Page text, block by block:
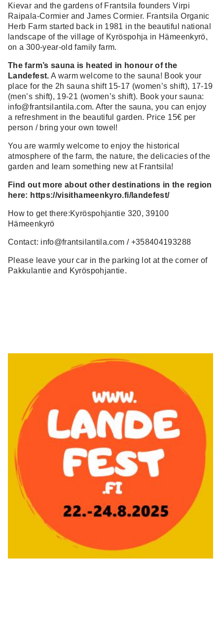
Kievar and the gardens of Frantsila founders Virpi
Raipala-Cormier and James Cormier. Frantsila Organic
Herb Farm started back in 1981 in the beautiful national
landscape of the village of Kyröspohja in Hämeenkyrö,
on a 300-year-old family farm.
The farm’s sauna is heated in honour of the
Landefest. A warm welcome to the sauna! Book your
place for the 2h sauna shift 15-17 (women’s shift), 17-19
(men’s shift), 19-21 (women’s shift). Book your sauna:
info@frantsilantila.com. After the sauna, you can enjoy
a refreshment in the beautiful garden. Price 15€ per
person / bring your own towel!
You are warmly welcome to enjoy the historical
atmosphere of the farm, the nature, the delicacies of the
garden and learn something new at Frantsila!
Find out more about other destinations in the region
here: https://visithameenkyro.fi/landefest/
How to get there:Kyröspohjantie 320, 39100
Hämeenkyrö
Contact: info@frantsilantila.com / +358404193288
Please leave your car in the parking lot at the corner of
Pakkulantie and Kyröspohjantie.